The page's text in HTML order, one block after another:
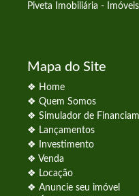
Piveta Imobiliária -
Mapa do Site
❖ Home
❖ Quem Somos
❖ Simulador de
❖ Lançamentos
❖ Investimento
❖ Venda
❖ Locação
❖ Anuncie seu imóvel